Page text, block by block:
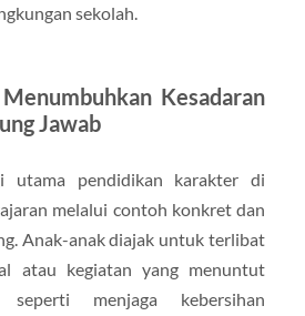
sekolah.
Kesadaran
Jawab
utama pendidikan karakter di
melalui contoh konkret dan
Anak-anak diajak untuk terlibat
atau kegiatan yang menuntut
seperti menjaga kebersihan